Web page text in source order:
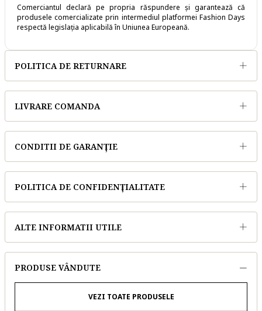
Comerciantul declară pe propria răspundere și garantează că
produsele comercializate prin intermediul platformei Fashion Days
respectă legislația aplicabilă în Uniunea Europeană.
POLITICA DE RETURNARE
LIVRARE COMANDA
CONDITII DE GARANȚIE
POLITICA DE CONFIDENȚIALITATE
ALTE INFORMATII UTILE
PRODUSE VÂNDUTE
VEZI TOATE PRODUSELE